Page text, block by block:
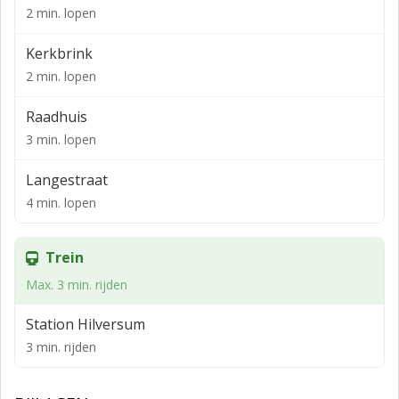
gemeenschappelijke ruimten.
OPLEVERINGSNIVEAU
Het gehuurde wordt in de huidige staat opgeleverd,
- Luchtbehandelingsinstallatie met topkoeling
- Antraciet kleurige vloertegels in kantoorkamers
- Pantry met vaatwasser en koelkast (medegebruik)
- Kabelgoten
- Systeemplafond met inbouwarmaturen
LOCATIE
2 min. lopen
Kerkbrink
2 min. lopen
Raadhuis
3 min. lopen
Langestraat
4 min. lopen
Trein
Max. 3 min. rijden
Station Hilversum
3 min. rijden